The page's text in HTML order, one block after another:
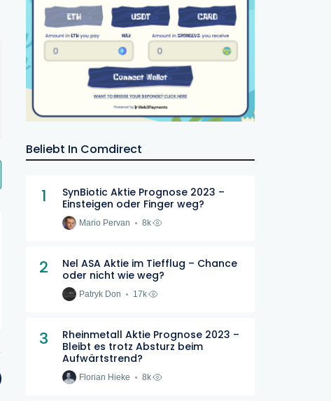
Beliebt In Comdirect
1
SynBiotic Aktie Prognose 2023 –
Einsteigen oder Finger weg?
Mario Pervan 8k
2
Nel ASA Aktie im Tiefflug – Chance
oder nicht wie weg?
Patryk Don 17k
3
Rheinmetall Aktie Prognose 2023 –
Bleibt es trotz Absturz beim
Aufwärtstrend?
Florian Hieke 8k